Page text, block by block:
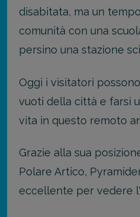
disabitata, ma un
comunità con una
persino una stazione
Oggi i visitatori
vuoti della città e farsi
vita in questo remoto
Grazie alla sua
Polare Artico,
eccellente per vedere l'